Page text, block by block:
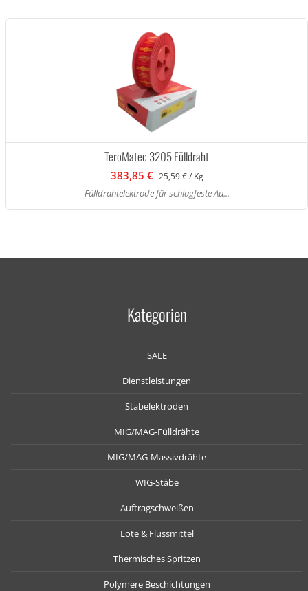
TeroMatec 3205 Fülldraht
383,85 € 25,59 € / Kg
Fülldrahtelektrode für schlagfeste Au...
Kategorien
SALE
Dienstleistungen
Stabelektroden
MIG/MAG-Fülldrähte
MIG/MAG-Massivdrähte
WIG-Stäbe
Auftragschweißen
Lote & Flussmittel
Thermisches Spritzen
Polymere Beschichtungen